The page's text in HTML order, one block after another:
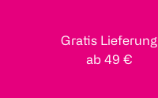
Gratis Lieferung
ab 49 €